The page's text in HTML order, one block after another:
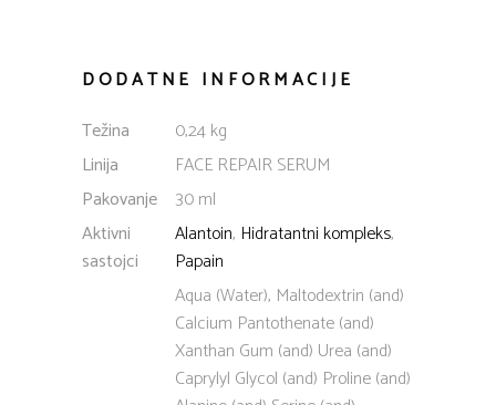
DODATNE INFORMACIJE
Težina
0,24 kg
Linija
FACE REPAIR SERUM
Pakovanje
30 ml
Aktivni
sastojci
Alantoin, Hidratantni kompleks,
Papain
Aqua (Water), Maltodextrin (and)
Calcium Pantothenate (and)
Xanthan Gum (and) Urea (and)
Caprylyl Glycol (and) Proline (and)